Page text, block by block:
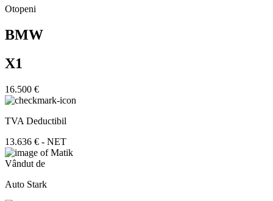
Otopeni
BMW
X1
16.500 €
TVA Deductibil
13.636 € - NET
Vândut de
Auto Stark